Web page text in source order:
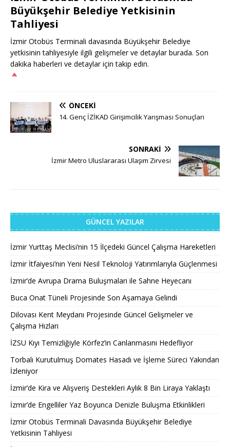
Büyükşehir Belediye Yetkisinin
Tahliyesi
İzmir Otobüs Terminali davasında Büyükşehir Belediye
yetkisinin tahliyesiyle ilgili gelişmeler ve detaylar burada. Son
dakika haberleri ve detaylar için takip edin.
ÖNCEKI
14. Genç İZİKAD Girişimcilik Yarışması Sonuçları
SONRAKI
İzmir Metro Uluslararası Ulaşım Zirvesi
GÜNCEL YAZILAR
İzmir Yurttaş Meclisi’nin 15 İlçedeki Güncel Çalışma Hareketleri
İzmir İtfaiyesi’nin Yeni Nesil Teknoloji Yatırımlarıyla Güçlenmesi
İzmir’de Avrupa Drama Buluşmaları ile Sahne Heyecanı
Buca Onat Tüneli Projesinde Son Aşamaya Gelindi
Dilovası Kent Meydanı Projesinde Güncel Gelişmeler ve
Çalışma Hızları
İZSU Kıyı Temizliğiyle Körfez’in Canlanmasını Hedefliyor
Torbalı Kurutulmuş Domates Hasadı ve İşleme Süreci Yakından
İzleniyor
İzmir’de Kira ve Alışveriş Destekleri Aylık 8 Bin Liraya Yaklaştı
İzmir’de Engelliler Yaz Boyunca Denizle Buluşma Etkinlikleri
İzmir Otobüs Terminali Davasında Büyükşehir Belediye
Yetkisinin Tahliyesi